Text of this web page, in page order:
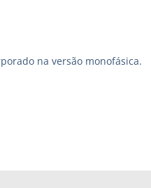
na versão monofásica.